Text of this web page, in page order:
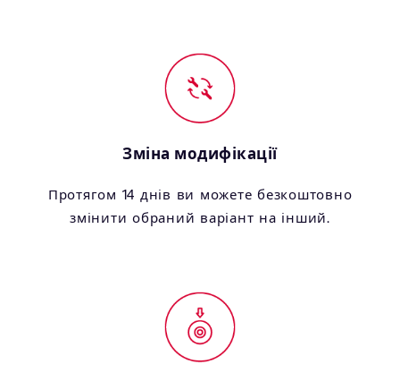
Зміна модифікації
Протягом 14 днів ви можете безкоштовно
змінити обраний варіант на інший.